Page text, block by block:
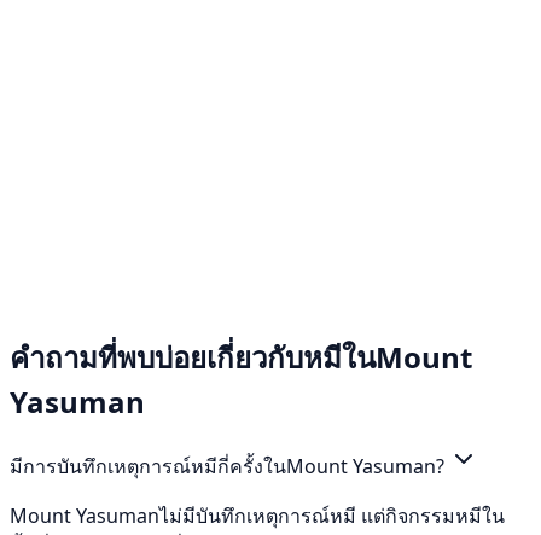
คำถามที่พบบ่อยเกี่ยวกับหมีในMount
Yasuman
มีการบันทึกเหตุการณ์หมีกี่ครั้งในMount Yasuman?
Mount Yasumanไม่มีบันทึกเหตุการณ์หมี แต่กิจกรรมหมีใน